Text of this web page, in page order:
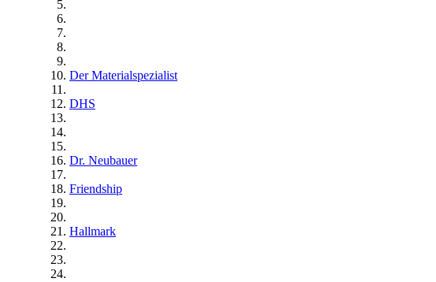
Der Materialspezialist
DHS
Dr. Neubauer
Friendship
Hallmark